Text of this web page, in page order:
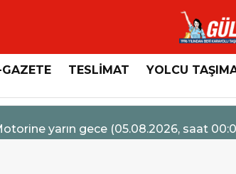
GAZETE TESLİMAT YOLCU
Benz Türk’ten Kamyon Servis